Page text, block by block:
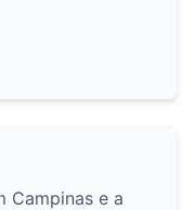
Campinas e a